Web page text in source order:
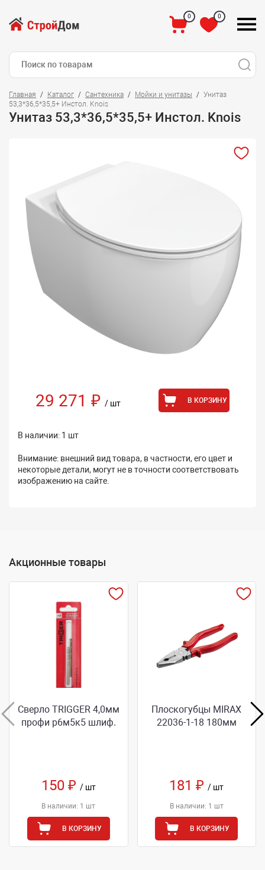
0 0
Главная Каталог Сантехника Мойки и унитазы
Унитаз
53,3*36,5*35,5+ Инстол. Knois
Унитаз 53,3*36,5*35,5+ Инстол. Knois
29 271 ₽ / шт В КОРЗИНУ
В наличии: 1 шт
Внимание: внешний вид товара, в частности, его цвет и
некоторые детали, могут не в точности соответствовать
изображению на сайте.
Акционные товары
Сверло TRIGGER 4,0мм
профи р6м5к5 шлиф.
150 ₽ / шт
В наличии: 1 шт
В КОРЗИНУ
Плоскогубцы MIRAX
22036-1-18 180мм
181 ₽/ шт
В наличии: 1 шт
В КОРЗИНУ